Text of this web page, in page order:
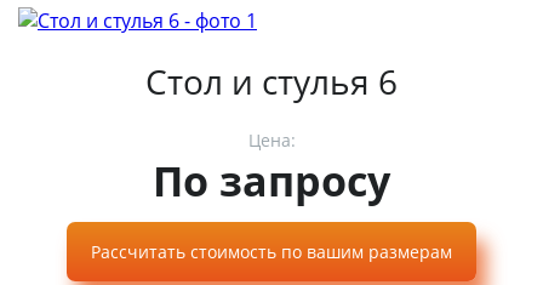
Стол и стулья 6
Цена:
По запросу
Рассчитать стоимость по вашим размерам